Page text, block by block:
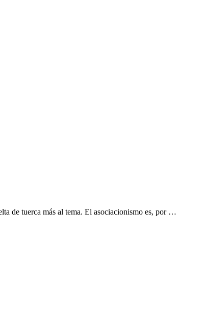
de tuerca más al tema. El asociacionismo es, por …